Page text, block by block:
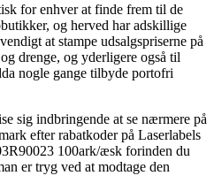
for enhver at finde frem til de
og herved har adskillige
at stampe udsalgspriserne på
drenge, og yderligere også til
nogle gange tilbyde portofri
sig indbringende at se nærmere på
efter rabatkoder på Laserlabels
100ark/æsk forinden du
er tryg ved at modtage den